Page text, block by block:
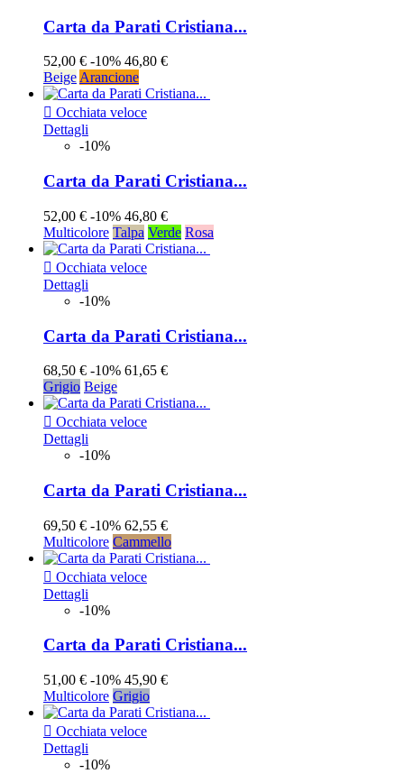
Carta da Parati Cristiana...
52,00 € -10% 46,80 €
BeigeArancione
 Occhiata veloce
Dettagli
-10%
Carta da Parati Cristiana...
52,00 € -10% 46,80 €
Multicolore Talpa Verde Rosa
 Occhiata veloce
Dettagli
-10%
Carta da Parati Cristiana...
68,50 € -10% 61,65 €
Grigio Beige
 Occhiata veloce
Dettagli
-10%
Carta da Parati Cristiana...
69,50 € -10% 62,55 €
Multicolore Cammello
 Occhiata veloce
Dettagli
-10%
Carta da Parati Cristiana...
51,00 € -10% 45,90 €
Multicolore Grigio
 Occhiata veloce
Dettagli
-10%